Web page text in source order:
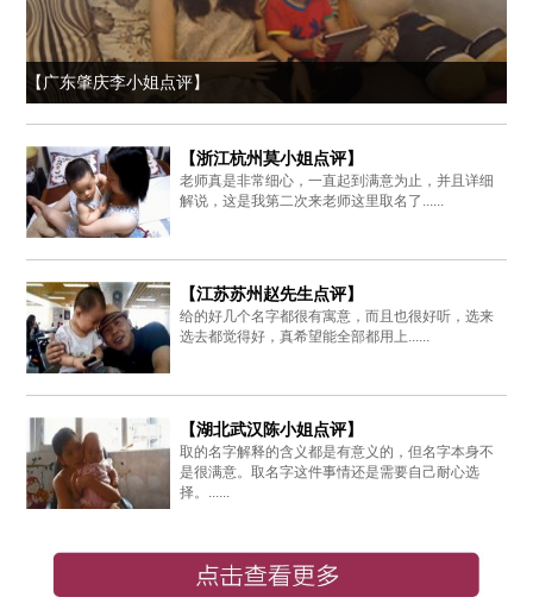
【广东肇庆李小姐点评】
【浙江杭州莫小姐点评】
老师真是非常细心，一直起到满意为止，并且详细
解说，这是我第二次来老师这里取名了......
【江苏苏州赵先生点评】
给的好几个名字都很有寓意，而且也很好听，选来
选去都觉得好，真希望能全部都用上......
【湖北武汉陈小姐点评】
取的名字解释的含义都是有意义的，但名字本身不
是很满意。取名字这件事情还是需要自己耐心选
择。......